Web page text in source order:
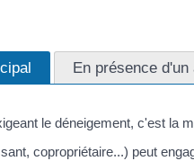
En présence
le déneigement, c'est la
copropriétaire...) peut